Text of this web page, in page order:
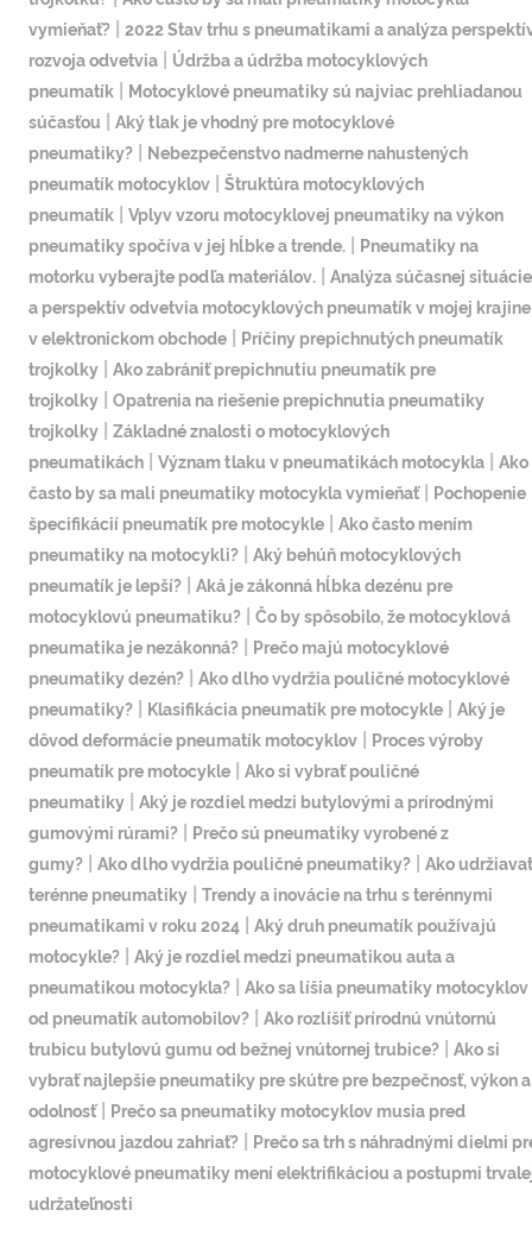
vymieňať?| 2022 Stav trhu s pneumatikami a analýza
rozvoja odvetvia|
Údržba a údržba motocyklových
pneumatík|
Motocyklové pneumatiky sú najviac prehliadanou
súčasťou
Aký tlak je vhodný pre motocyklové
pneumatiky?|
Nebezpečenstvo nadmerne nahustených
pneumatík motocyklov| Štruktúra motocyklových
pneumatík| Vplyv vzoru motocyklovej pneumatiky na výkon
pneumatiky spočíva v jej hĺbke a trende.|
Pneumatiky na
motorku vyberajte podľa materiálov.| Analýza súčasnej situácie
a perspektív odvetvia motocyklových pneumatík v mojej krajine
v elektronickom obchode|
Príčiny prepichnutých pneumatík
trojkolky| Ako zabrániť prepichnutiu pneumatík pre
trojkolky| Opatrenia na riešenie prepichnutia pneumatiky
trojkolky| Základné znalosti o motocyklových
pneumatikách| Význam tlaku v pneumatikách motocykla| Ako
často by sa mali pneumatiky motocykla vymieňať|
Pochopenie
špecifikácií pneumatík pre motocykle| Ako často mením
pneumatiky na motocykli?| Aký behúň motocyklových
pneumatík je lepší?| Aká je zákonná hĺbka dezénu pre
motocyklovú pneumatiku?| Čo by spôsobilo, že motocyklová
pneumatika je nezákonná?|
Prečo majú motocyklové
pneumatiky dezén?| Ako dlho vydržia pouličné motocyklové
pneumatiky?| Klasifikácia pneumatík pre motocykle| Aký je
dôvod deformácie pneumatík motocyklov|
Proces výroby
pneumatík pre motocykle| Ako si vybrať pouličné
pneumatiky| Aký je rozdiel medzi butylovými a prírodnými
gumovými rúrami?|
Prečo sú pneumatiky vyrobené z
gumy?| Ako dlho vydržia pouličné pneumatiky?| Ako udržiavať
terénne pneumatiky| Trendy a inovácie na trhu s terénnymi
pneumatikami v roku 2024| Aký druh pneumatík používajú
motocykle?| Aký je rozdiel medzi pneumatikou auta a
pneumatikou motocykla?| Ako sa líšia pneumatiky motocyklov
od pneumatík automobilov?| Ako rozlíšiť prírodnú vnútornú
trubicu butylovú gumu od bežnej vnútornej trubice?| Ako si
vybrať najlepšie pneumatiky pre skútre pre bezpečnosť, výkon a
odolnosť|
Prečo sa pneumatiky motocyklov musia pred
agresívnou jazdou zahriať?|
Prečo sa trh s náhradnými dielmi
motocyklové pneumatiky mení elektrifikáciou a postupmi
udržateľnosti